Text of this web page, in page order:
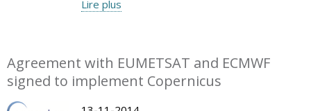
Lire plus
Agreement with EUMETSAT and ECMWF
signed to implement Copernicus